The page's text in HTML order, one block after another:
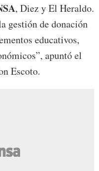
, Diez y El Heraldo.
gestión de donación
educativos,
apuntó el
Escoto.